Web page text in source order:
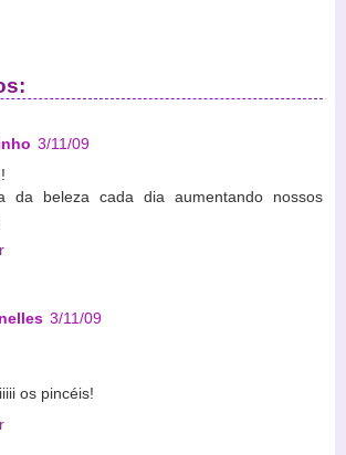
3/11/09
da beleza cada dia aumentando nossos
3/11/09
os pincéis!